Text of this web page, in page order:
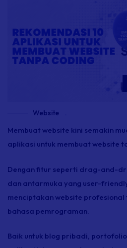
Website .
Membuat website kini semakin
aplikasi untuk membuat website
Dengan fitur seperti drag-and-
dan antarmuka yang user-
menciptakan website
bahasa pemrograman.
Baik untuk blog pribadi,